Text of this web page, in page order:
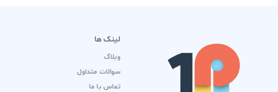
لینک ها
وبلاگ
سوالات متداول
تماس با ما